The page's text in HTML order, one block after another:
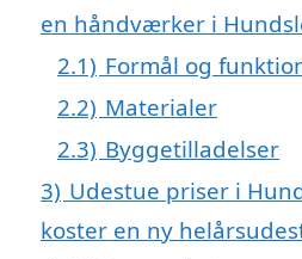
en håndværker i
2.1) Formål og
2.2) Materialer
2.3) Byggetilladelser
3) Udestue priser i
koster en ny